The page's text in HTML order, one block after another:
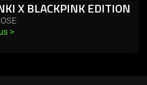
X BLACKPINK EDITION
>